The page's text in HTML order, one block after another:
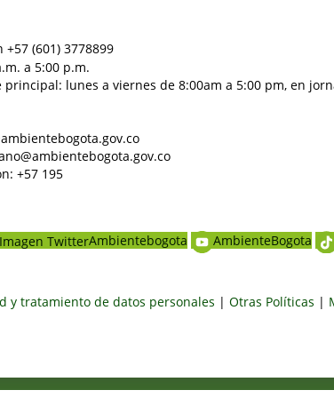
(601) 3778899
a 5:00 p.m.
lunes a viernes de 8:00am a 5:00 pm, en
+57 195
Ambientebogota AmbienteBogota
y tratamiento de datos personales | Otras Políticas |